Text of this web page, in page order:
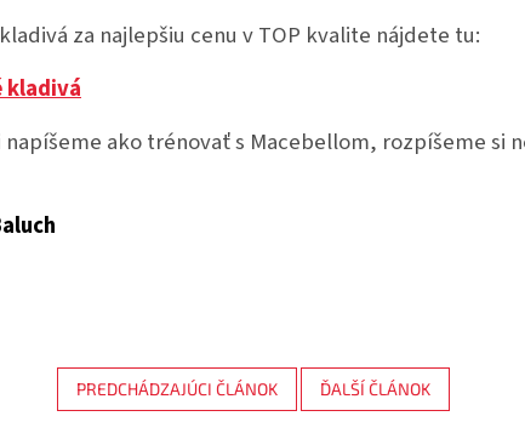
za najlepšiu cenu v TOP kvalite nájdete tu:
kladivá
ako trénovať s Macebellom, rozpíšeme si
PREDCHÁDZAJÚCI ČLÁNOK ĎALŠÍ ČLÁNOK